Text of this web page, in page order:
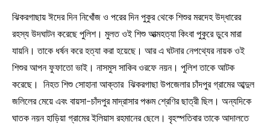
ঝিকরগাছায় ঈদের দিন নিখোঁজ ও পরের দিন পুকুর থেকে শিশুর মরদেহ উদ্ধারের
রহস্য উদঘাটন করেছে পুলিশ। মুলত ওই শিশু আত্মহত্যা কিংবা পুকুরে ডুবে মারা
যায়নি। তাকে ধর্ষন করে হত্যা করা হয়েছে। আর এ ঘটনার নেপথ্যের নায়ক ওই
শিশুর আপন ফুফাতো ভাই। নাসমুস সাকিব ওরফে নয়ন। পুলিশ তাকে আটক
করেছে। নিহত শিশু সোহানা আক্তার ঝিকরগাছা উপজেলার চাঁদপুর গ্রামের আব্দুল
জলিলের মেয়ে এবং বায়সা-চাঁদপুর মাদ্রাসার পঞ্চম শ্রেণির ছাত্রী ছিল। অন্যদিকে
ঘাতক নয়ন হাড়িয়া গ্রামের ইলিয়াস রহমানের ছেলে। বৃহস্পতিবার তাকে আদালতে